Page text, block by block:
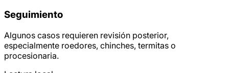
Seguimiento
Algunos casos requieren revisión posterior,
especialmente roedores, chinches, termitas o
procesionaria.